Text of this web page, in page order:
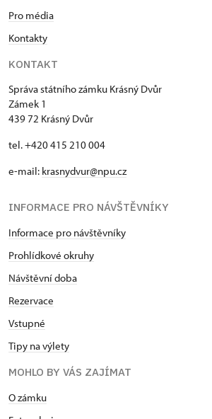
Pro média
Kontakty
KONTAKT
Správa státního zámku Krásný Dvůr
Zámek 1
439 72 Krásný Dvůr
tel. +420 415 210 004
e-mail: krasnydvur@npu.cz
INFORMACE PRO NÁVŠTĚVNÍKY
Informace pro návštěvníky
Prohlídkové okruhy
Návštěvní doba
Rezervace
Vstupné
Tipy na výlety
MOHLO BY VÁS ZAJÍMAT
O zámku